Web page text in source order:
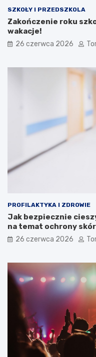
SZKOŁY I PRZEDSZKOLA
Zakończenie roku
wakacje!
26 czerwca 2026
PROFILAKTYKA I ZDROWIE
Jak bezpiecznie
na temat ochrony
26 czerwca 2026